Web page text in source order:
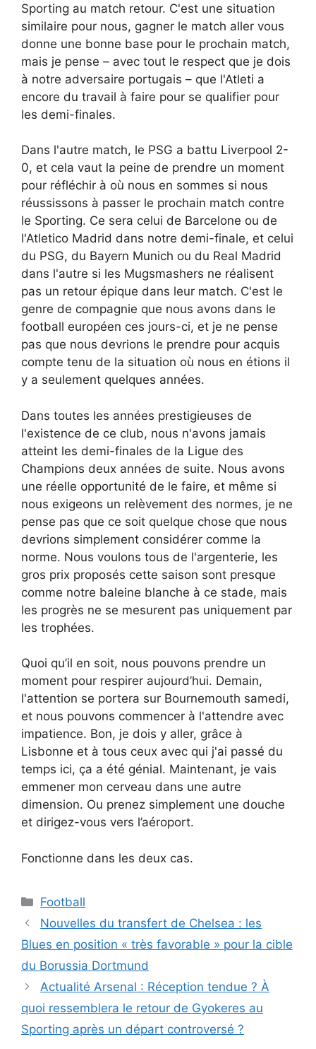
Sporting au match retour. C'est une situation
similaire pour nous, gagner le match aller vous
donne une bonne base pour le prochain match,
mais je pense – avec tout le respect que je dois
à notre adversaire portugais – que l'Atleti a
encore du travail à faire pour se qualifier pour
les demi-finales.
Dans l'autre match, le PSG a battu Liverpool 2-
0, et cela vaut la peine de prendre un moment
pour réfléchir à où nous en sommes si nous
réussissons à passer le prochain match contre
le Sporting. Ce sera celui de Barcelone ou de
l'Atletico Madrid dans notre demi-finale, et celui
du PSG, du Bayern Munich ou du Real Madrid
dans l'autre si les Mugsmashers ne réalisent
pas un retour épique dans leur match. C'est le
genre de compagnie que nous avons dans le
football européen ces jours-ci, et je ne pense
pas que nous devrions le prendre pour acquis
compte tenu de la situation où nous en étions il
y a seulement quelques années.
Dans toutes les années prestigieuses de
l'existence de ce club, nous n'avons jamais
atteint les demi-finales de la Ligue des
Champions deux années de suite. Nous avons
une réelle opportunité de le faire, et même si
nous exigeons un relèvement des normes, je ne
pense pas que ce soit quelque chose que nous
devrions simplement considérer comme la
norme. Nous voulons tous de l'argenterie, les
gros prix proposés cette saison sont presque
comme notre baleine blanche à ce stade, mais
les progrès ne se mesurent pas uniquement par
les trophées.
Quoi qu’il en soit, nous pouvons prendre un
moment pour respirer aujourd’hui. Demain,
l'attention se portera sur Bournemouth samedi,
et nous pouvons commencer à l'attendre avec
impatience. Bon, je dois y aller, grâce à
Lisbonne et à tous ceux avec qui j'ai passé du
temps ici, ça a été génial. Maintenant, je vais
emmener mon cerveau dans une autre
dimension. Ou prenez simplement une douche
et dirigez-vous vers l’aéroport.
Fonctionne dans les deux cas.
Catégories
Football
Nouvelles du transfert de Chelsea : les
Blues en position « très favorable » pour la cible
du Borussia Dortmund
Actualité Arsenal : Réception tendue ? À
quoi ressemblera le retour de Gyokeres au
Sporting après un départ controversé ?